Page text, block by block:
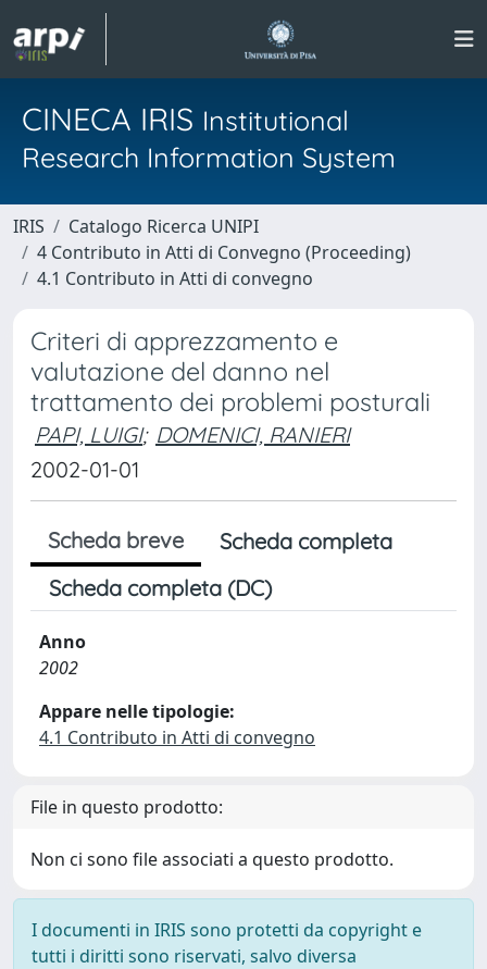
CINECA IRIS Institutional
Research Information System
IRIS
Catalogo Ricerca UNIPI
4 Contributo in Atti di Convegno (Proceeding)
4.1 Contributo in Atti di convegno
Criteri di apprezzamento e
valutazione del danno nel
trattamento dei problemi posturali
PAPI, LUIGI; DOMENICI, RANIERI
2002-01-01
Scheda breve
Scheda completa
Scheda completa (DC)
Anno
2002
Appare nelle tipologie:
4.1 Contributo in Atti di convegno
File in questo prodotto:
Non ci sono file associati a questo prodotto.
I documenti in IRIS sono protetti da copyright e
tutti i diritti sono riservati, salvo diversa